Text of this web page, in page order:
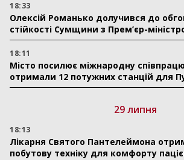
18:33
Олексій Романько долучився до
стійкості Сумщини з Прем’єр-
18:11
Місто посилює міжнародну
отримали 12 потужних станцій для
29 липня
18:13
Лікарня Святого Пантелеймона
побутову техніку для комфорту